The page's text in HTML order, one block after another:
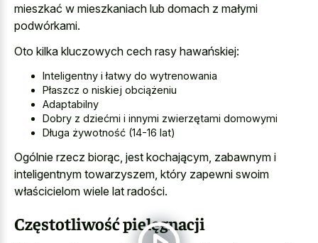
mieszkać w mieszkaniach lub domach z małymi
podwórkami.
Oto kilka kluczowych cech rasy hawańskiej:
Inteligentny i łatwy do wytrenowania
Płaszcz o niskiej obciążeniu
Adaptabilny
Dobry z dziećmi i innymi zwierzętami domowymi
Długa żywotność (14-16 lat)
Ogólnie rzecz biorąc, jest kochającym, zabawnym i
inteligentnym towarzyszem, który zapewni swoim
właścicielom wiele lat radości.
Częstotliwość pielęgnacji